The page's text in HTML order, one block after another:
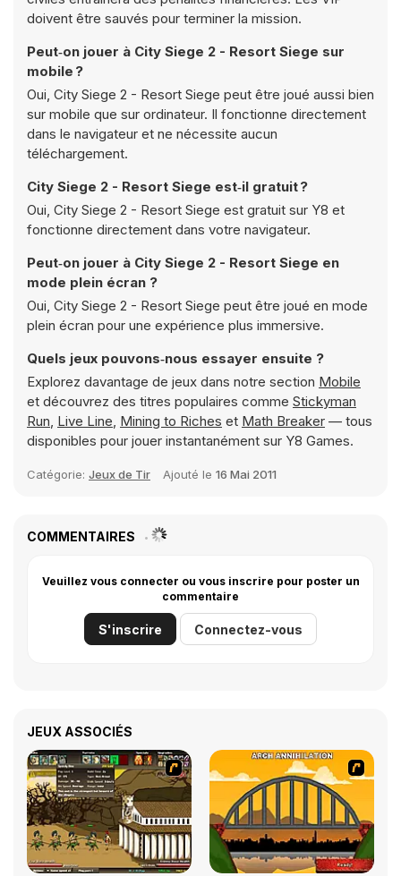
doivent être sauvés pour terminer la mission.
Peut‑on jouer à City Siege 2 - Resort Siege sur
mobile ?
Oui, City Siege 2 - Resort Siege peut être joué aussi bien
sur mobile que sur ordinateur. Il fonctionne directement
dans le navigateur et ne nécessite aucun
téléchargement.
City Siege 2 - Resort Siege est‑il gratuit ?
Oui, City Siege 2 - Resort Siege est gratuit sur Y8 et
fonctionne directement dans votre navigateur.
Peut‑on jouer à City Siege 2 - Resort Siege en
mode plein écran ?
Oui, City Siege 2 - Resort Siege peut être joué en mode
plein écran pour une expérience plus immersive.
Quels jeux pouvons‑nous essayer ensuite ?
Explorez davantage de jeux dans notre section Mobile
et découvrez des titres populaires comme Stickyman
Run, Live Line, Mining to Riches et Math Breaker — tous
disponibles pour jouer instantanément sur Y8 Games.
Catégorie: Jeux de Tir Ajouté le 16 Mai 2011
COMMENTAIRES
Veuillez vous connecter ou vous inscrire pour poster un
commentaire
S'inscrire Connectez-vous
JEUX ASSOCIÉS